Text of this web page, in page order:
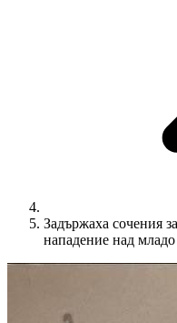
Задържаха сочения
нападение над